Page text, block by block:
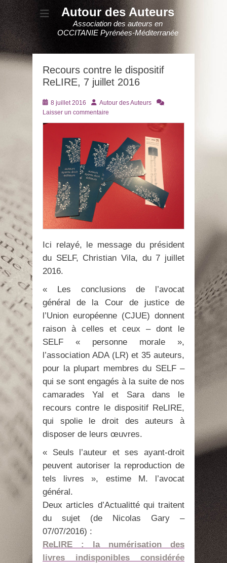
Autour des Auteurs
Association des auteurs en
OCCITANIE Pyrénées-Méditerranée
Recours contre le dispositif
ReLIRE, 7 juillet 2016
Posté
le
8 juillet 2016 AuteurAutour des Auteurs
Laisser un commentaire
Ici relayé, le message du président
du SELF, Christian Vila, du 7 juillet
2016.
« Les conclusions de l’avocat
général de la Cour de justice de
l’Union européenne (CJUE) donnent
raison à celles et ceux – dont le
SELF « personne morale »,
l’association ADA (LR) et 35 auteurs,
pour la plupart membres du SELF –
qui se sont engagés à la suite de nos
camarades Yal et Sara dans le
recours contre le dispositif ReLIRE,
qui spolie le droit des auteurs à
disposer de leurs œuvres.
« Seuls l’auteur et ses ayant-droit
peuvent autoriser la reproduction de
tels livres », estime M. l’avocat
général.
Deux articles d’Actualitté qui traitent
du sujet (de Nicolas Gary –
07/07/2016) :
ReLIRE : la numérisation des
livres indisponibles considérée